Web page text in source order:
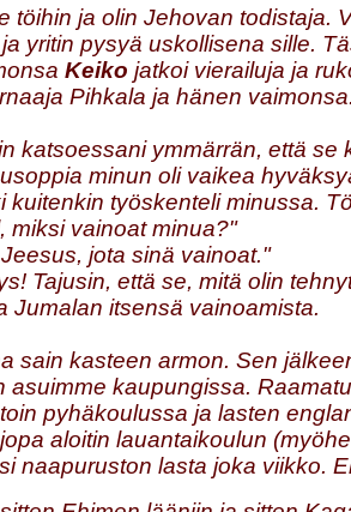
töihin ja olin Jehovan todistaja.
yritin pysyä uskollisena sille.
Keiko jatkoi vierailuja ja
Pihkala ja hänen
katsoessani ymmärrän, että
minun oli vaikea
kuitenkin työskenteli minussa.
miksi vainoat minua?"
jota sinä vainoat."
Tajusin, että se, mitä olin
Jumalan itsensä vainoamista.
sain kasteen armon. Sen
asuimme kaupungissa.
pyhäkoulussa ja lasten
aloitin lauantaikoulun
naapuruston lasta joka viikko.